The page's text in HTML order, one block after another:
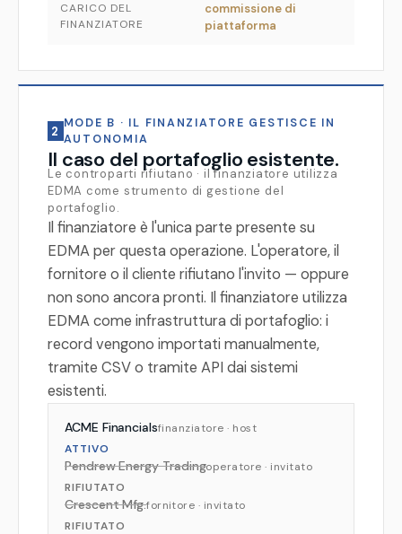
CARICO DEL
FINANZIATORE
commissione di
piattaforma
2
MODE B · IL FINANZIATORE GESTISCE IN
AUTONOMIA
Il caso del portafoglio esistente.
Le controparti rifiutano · il finanziatore utilizza
EDMA come strumento di gestione del
portafoglio.
Il finanziatore è l'unica parte presente su
EDMA per questa operazione. L'operatore, il
fornitore o il cliente rifiutano l'invito — oppure
non sono ancora pronti. Il finanziatore utilizza
EDMA come infrastruttura di portafoglio: i
record vengono importati manualmente,
tramite CSV o tramite API dai sistemi
esistenti.
ACME Financialsfinanziatore · host
ATTIVO
Pendrew Energy Tradingoperatore · invitato
RIFIUTATO
Crescent Mfg.fornitore · invitato
RIFIUTATO